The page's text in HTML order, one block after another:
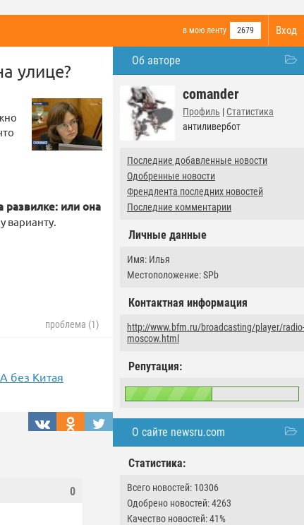
Вход
в мою ленту 2679
Об авторе
comander
Профиль | Статистика
антиливербот
Последние добавленные новости
Одобренные новости
Френдлента последних новостей
Последние комментарии
Личные данные
Имя: Илья
Местоположение: SPb
Контактная информация
http://www.bfm.ru/broadcasting/player/radio-
moscow.html
Репутация:
О сайте newsru.com
Статистика:
Всего новостей: 10306
Одобрено новостей: 4263
Качество новостей: 41%
улице?
развилке: или она
варианту.
проблема (1)
без Китая
0